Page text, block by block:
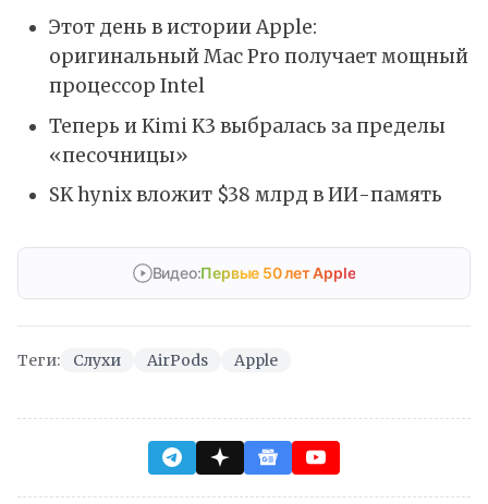
Этот день в истории Apple:
оригинальный Mac Pro получает мощный
процессор Intel
Теперь и Kimi K3 выбралась за пределы
«песочницы»
SK hynix вложит $38 млрд в ИИ-память
Видео:Первые 50 лет Apple
Теги: Слухи AirPods Apple